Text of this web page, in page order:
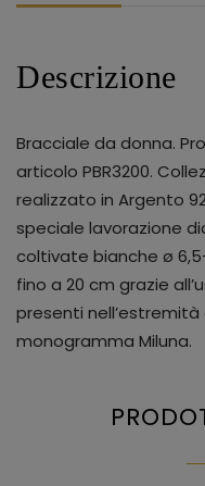
Descrizione
Bracciale da donna.
articolo PBR3200.
realizzato in Argento
speciale lavorazione
coltivate bianche ø
fino a 20 cm grazie
presenti
monogramma Miluna.